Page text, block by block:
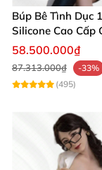
Búp Bê Tình Dục
Silicone Cao Cấp
Giống Thật
58.500.000₫
87.313.000₫
-33%
(495)